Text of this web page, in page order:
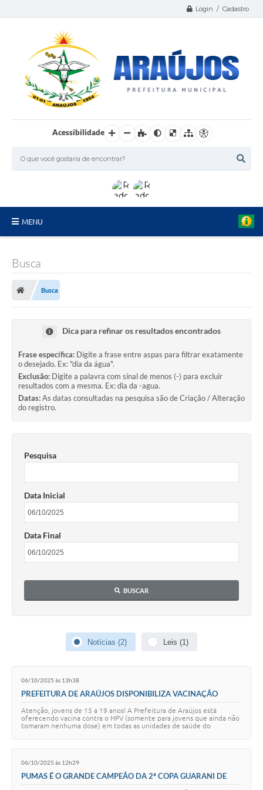
Login / Cadastro
Acessibilidade
MENU
Lei Aldir Blanc 2026
Prefeitura
Secretarias
Conselhos
Patrimônio Cultural
Legislação
Licenças Concedidas
Notícias
Acesso a Informação (Transparência)
Lei de Acesso a Informação
Órgãos Municipais
Busca
Busca
Dica para refinar os resultados encontrados
Frase específica: Digite a frase entre aspas para filtrar exatamente
o desejado. Ex: "dia da água".
Exclusão: Digite a palavra com sinal de menos (-) para excluir
resultados com a mesma. Ex: dia da -agua.
Datas:As datas consultadas na pesquisa são de Criação / Alteração
do registro.
Pesquisa
Data Inicial
Data Final
BUSCAR
Notícias (2) Leis (1)
06/10/2025 às 13h38
PREFEITURA DE ARAÚJOS DISPONIBILIZA VACINAÇÃO
Atenção, jovens de 15 a 19 anos! A Prefeitura de Araújos está
oferecendo vacina contra o HPV (somente para jovens que ainda não
tomaram nenhuma dose) em todas as unidades de saúde do
06/10/2025 às 12h29
PUMAS É O GRANDE CAMPEÃO DA 2ª COPA GUARANI DE